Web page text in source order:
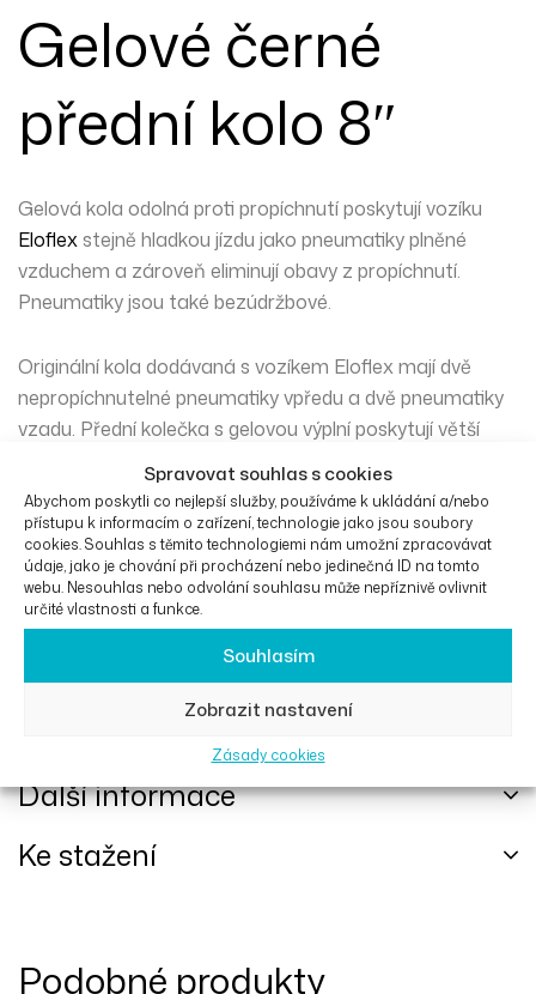
Spravovat souhlas s cookies
Abychom poskytli co nejlepší služby, používáme k ukládání a/nebo
přístupu k informacím o zařízení, technologie jako jsou soubory
cookies. Souhlas s těmito technologiemi nám umožní zpracovávat
údaje, jako je chování při procházení nebo jedinečná ID na tomto
webu. Nesouhlas nebo odvolání souhlasu může nepříznivě ovlivnit
určité vlastnosti a funkce.
Souhlasím
Zobrazit nastavení
Zásady cookies
Gelové černé
přední kolo 8″
Gelová kola odolná proti propíchnutí poskytují vozíku
Eloflexstejně hladkou jízdu jako pneumatiky plněné
vzduchem a zároveň eliminují obavy z propíchnutí.
Pneumatiky jsou také bezúdržbové.
Originální kola dodávaná s vozíkem Eloflex mají dvě
nepropíchnutelné pneumatiky vpředu a dvě pneumatiky
vzadu. Přední kolečka s gelovou výplní poskytují větší
pohodlí díky materiálu tlumícímu nárazy.
Zadní pneumatiky plněné gelem poskytují zcela
bezúdržbové pneumatiky s vynikající ovladatelností a
přilnavostí se stejným výkonem a pocitem jako zadní
pneumatiky plněné vzduchem.
Gelová kolečka fungují na všech modelech Eloflex
Další informace
Ke stažení
Podobné produkty